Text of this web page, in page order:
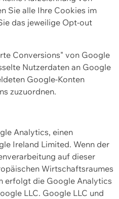
Sie alle Ihre Cookies im
das jeweilige Opt-out
Conversions" von Google
Nutzerdaten an Google
Google-Konten
zuzuordnen.
Analytics, einen
Ireland Limited. Wenn der
auf dieser
Wirtschaftsraumes
erfolgt die Google Analytics
LLC. Google LLC und